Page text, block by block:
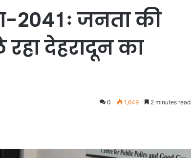
2041ः जनता की
देहरादून का
0 1,649 2 minutes read